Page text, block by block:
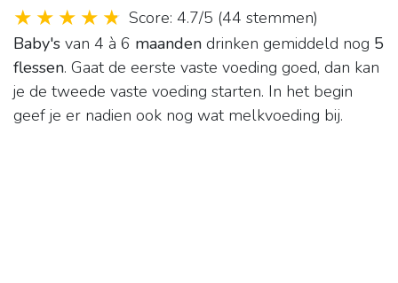
Score: 4.7/5 (44 stemmen)
Baby's van 4 à 6 maanden drinken gemiddeld nog 5
flessen. Gaat de eerste vaste voeding goed, dan kan
je de tweede vaste voeding starten. In het begin
geef je er nadien ook nog wat melkvoeding bij.